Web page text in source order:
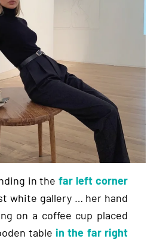
in thefar left corner
white gallery … her hand
on a coffee cup placed
table in the far right